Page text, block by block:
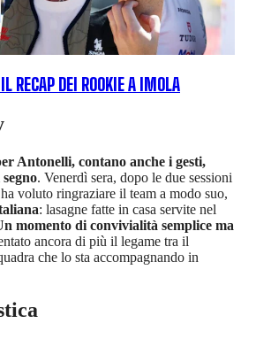
RECAP DEI ROOKIE A IMOLA
Antonelli, contano anche i gesti,
. Venerdì sera, dopo le due sessioni
voluto ringraziare il team a modo suo,
: lasagne fatte in casa servite nel
momento di convivialità semplice ma
ancora di più il legame tra il
che lo sta accompagnando in